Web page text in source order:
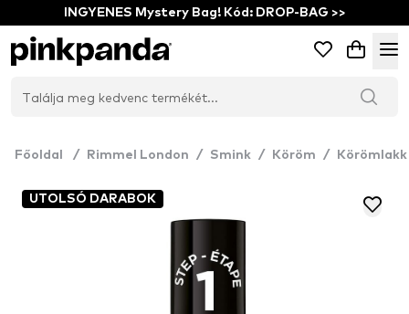
INGYENES Mystery Bag! Kód: DROP-BAG >>
Főoldal / Rimmel London / Smink / Köröm / Körömlakk
UTOLSÓ DARABOK